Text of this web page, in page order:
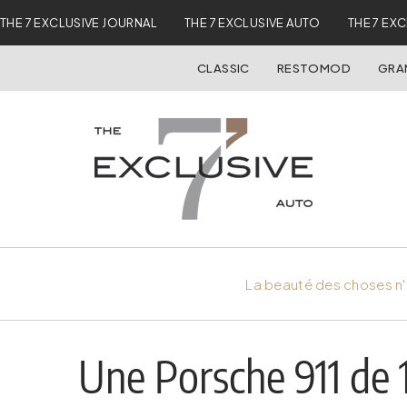
THE 7 EXCLUSIVE JOURNAL THE 7 EXCLUSIVE AUTO THE 7
CLASSIC RESTOMOD
La beauté des choses
Une Porsche 911